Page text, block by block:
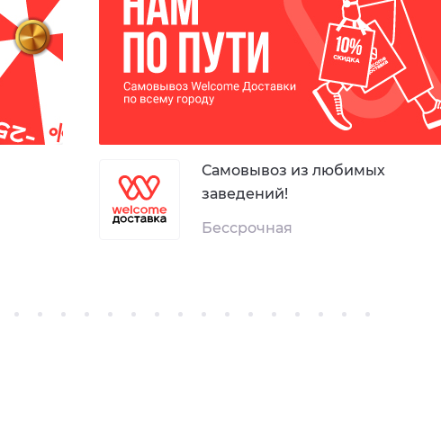
Самовывоз из любимых
заведений!
Бессрочная